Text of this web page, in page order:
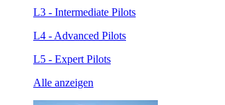
L3 - Intermediate Pilots
L4 - Advanced Pilots
L5 - Expert Pilots
Alle anzeigen